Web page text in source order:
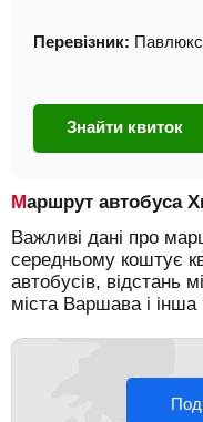
Перевізник:
Знайти квиток
Маршрут
Важливі дані про
середньому коштує
автобусів, відстань
міста Варшава і інша